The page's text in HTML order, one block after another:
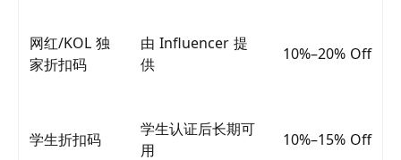
网红/KOL 独
家折扣码
由 Influencer 提
供
10%–20% Off
学生折扣码
学生认证后长期可
用
10%–15% Off